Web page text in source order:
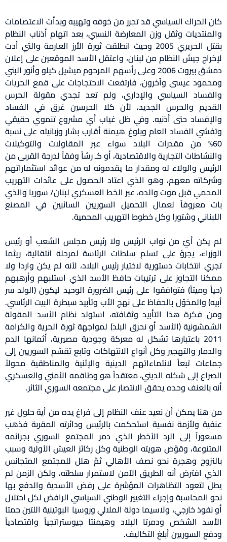
كان الحراك السياسي قد تحرر من خوفه وتهيبه وبدأت الاعتصامات
والمنتديات وثقل وزن المعارضة النسبي، بعد اتهام أذناب النظام
بقتل الحريري 2005 وحيث انطلقت ثورة الأرز العارمة والتي أدت
لإخراج جيش النظام من لبنان، واعتقل الأسد الموقعين على إعلان
دمشق بيروت 2006 وعلى رأسهم المرحوم ميشيل كيلو وأنور البني
ومحمود عيسى وآخرون، فارتفعت الاحتجاجات على قمع الحريات
والفساد السياسي والإداري، ولم تعد تجدي مقولة الحرس
القديم والحرس الجديد، لأن كلا الحرسين غرق في الفساد
والإفساد حتى أذنيه. وفي ظل غياب أي مشروع تنموي حقيقي
وتفشي الفساد العام وبلوغ هيمنة أقارب بشار وزبانيته على نسبة
60% من مقدرات البلاد سواء عبر المقاولات والتوكيلات
والنشاطات التجارية والاقتصادية، أو كـ رشاً وفقاً لدرجة القربى من
الرئيس والولاء له ومقدار ما يقدمونه له من عوائد استثماراتهم
وشركاته معهم، وهو الذي اعتاد الحصول على عائدات التهريب
المحمي قبل موت والده، عبر الخط العسكري لبنان/ سوريا والذي
بات معروفاً لعمال التحميل السوريين السائبين في المصنع
اللبناني وشتورا وكل خطوط التهريب المحمية.
لم يكن أيّ من نواب الرئيس ولا رئيس مجلس الشعب أو رئيس
الوزراء، يجرؤ على تسلم سلطات الرئاسة لمرحلة انتقالية، ريثما
تجري انتخابات دستورية لاختيار رئيس البلاد، لأنه لم يكن واردا ولا
ممكنا التجاوز على ترتيبات حافظ الأسد الذي استلبهم وأرهبهم
(حياً وميتاً) فتوافقوا على رئيس الضرورة الوحيد ليكون (الولد سر
أبيه) والمخوّل بالحفاظ على نهج الأب وتأبيد سيطرة البيت الرئاسي.
ومن فكرة هذا التأبيد وثقافته، استولد نظام الأسد المقولة
الشمشونية (الأسد أو نحرق البلد) لمواجهة ثورة الحرية والكرامة
2011 باعتبارها تشكل له معركة وجودية مصيرية، أثمانها الدم
والدمار والتهجير وكل أنواع الانتهاكات وتابع تقسّم السوريين إلى
جماعات تبعاً لانتماءاتهم الدينية والإثنية والمناطقية محولاً
الصراع إلى شكله الديني، معتقداً هو وطاقمه الأمني والعسكري
أنه بالعنف وحده يحقق الانتصار على مجتمعه السوري الثائر.
من هنا يمكن أن نعيد عنف النظام إلى فراغ يده من أية حلول غير
عنفية ولأزمة نفسية استحكمت بالرئيس ودائرته المقربة فذهب
مسعوراً إلى الرد الأخطر الذي دمر المجتمع السوري بجرائمه
المتنوعة، وقوّض هويته الوطنية وكل ركائز العيش الأولية وسبب
بالنزوح وهجرة نحو نصف الأهالي ثمّ هلل للمجتمع المتجانس
الذي افترض أنه الطريق الآمن لاستمرار سلطته، ولكن الزمن لم
يطل لتعود التظاهرات المؤشرة على رفض الأسدية والدفع بها
نحو المحاسبة وإجراء التغيير الوطني السياسي الرافض لكل احتلال
أو نفوذ خارجي، ولاسيما دولة الملالي وروسيا البوتينية اللتين حمتا
الأسد الشخص ودمرتا البلاد وهيمنتا جيوستراتجياً واقتصادياً
ودفع السوريين أبلغ التكاليف.